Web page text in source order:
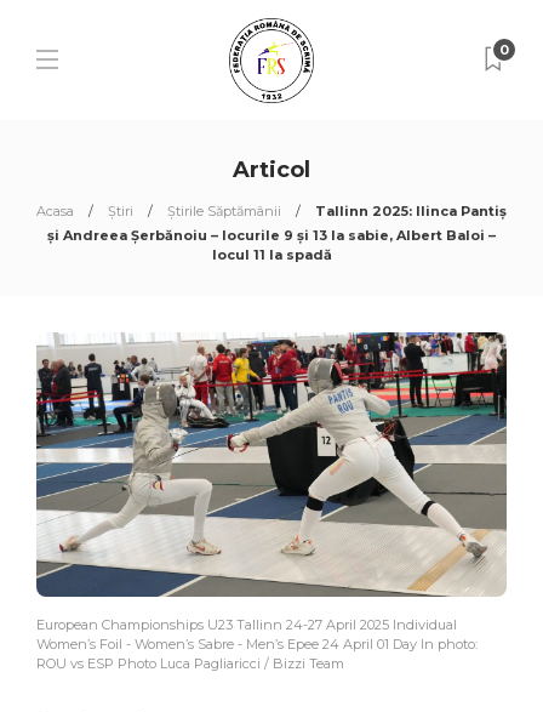
0
Articol
Acasa Știri Știrile Săptămânii
Tallinn 2025: Ilinca Pantiș
și Andreea Șerbănoiu – locurile 9 și 13 la sabie, Albert Baloi –
locul 11 la spadă
European Championships U23 Tallinn 24-27 April 2025 Individual
Women’s Foil - Women’s Sabre - Men’s Epee 24 April 01 Day In photo:
ROU vs ESP Photo Luca Pagliaricci / Bizzi Team